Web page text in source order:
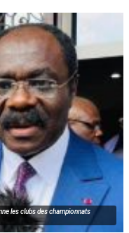
les clubs des championnats